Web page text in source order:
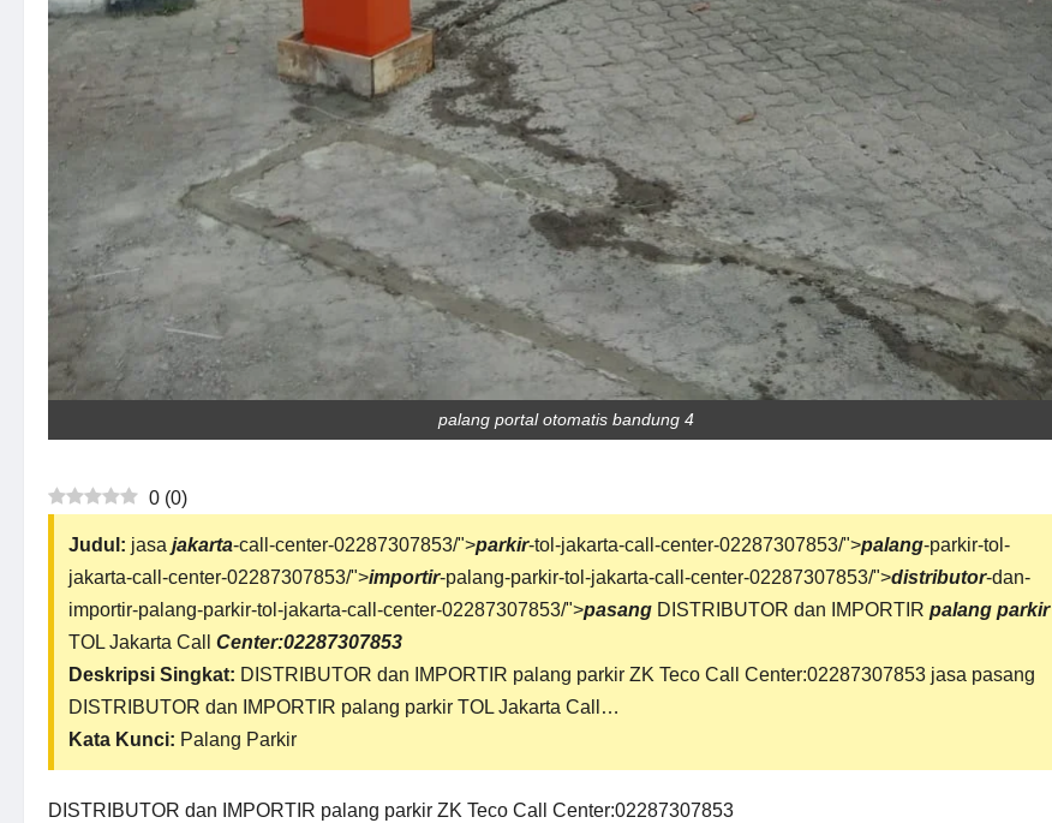
palang portal otomatis bandung 4
0 (0)
Judul: jasa jakarta-call-center-02287307853/">parkir-tol-jakarta-call-center-02287307853/">palang-parkir-tol-
jakarta-call-center-02287307853/">importir-palang-parkir-tol-jakarta-call-center-02287307853/">distributor-dan-
importir-palang-parkir-tol-jakarta-call-center-02287307853/">pasang DISTRIBUTOR dan IMPORTIR palang parkir
TOL Jakarta Call Center:02287307853
Deskripsi Singkat: DISTRIBUTOR dan IMPORTIR palang parkir ZK Teco Call Center:02287307853 jasa pasang
DISTRIBUTOR dan IMPORTIR palang parkir TOL Jakarta Call…
Kata Kunci: Palang Parkir
DISTRIBUTOR dan IMPORTIR palang parkir ZK Teco Call Center:02287307853